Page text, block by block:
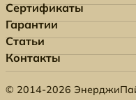
Сертификаты
Гарантии
Статьи
Контакты
© 2014-2026